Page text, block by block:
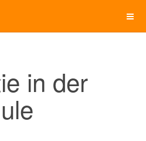
in der